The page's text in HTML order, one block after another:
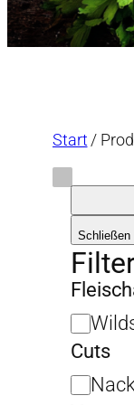
Start /
Schließen
F
l
e
Cuts
C